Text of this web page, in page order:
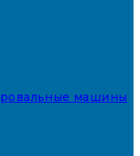
машины